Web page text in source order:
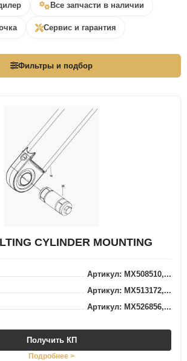
Все запчасти в наличии
Сервис и гарантия
Фильтры и подбор
CYLINDER MOUNTING
Артикул: MX508510,...
Артикул: MX513172,...
Артикул: MX526856,...
Получить КП
Подробнее >